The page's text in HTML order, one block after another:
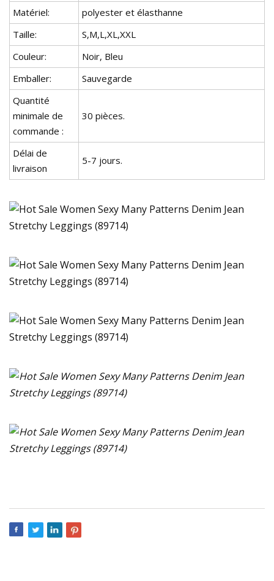
Matériel:
polyester et élasthanne
Taille:
S,M,L,XL,XXL
Couleur:
Noir, Bleu
Emballer:
Sauvegarde
Quantité
minimale de
commande :
30 pièces.
Délai de
livraison
5-7 jours.